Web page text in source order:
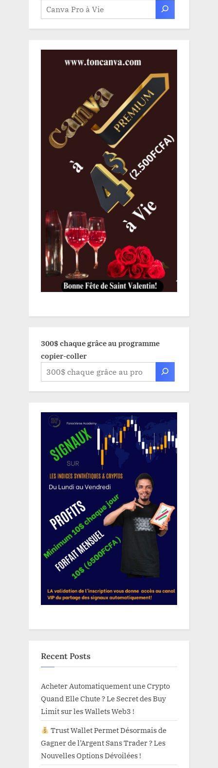
300$ chaque grâce au programme
copier-coller
Recent Posts
Acheter Automatiquement une Crypto
Quand Elle Chute ? Le Secret des Buy
Limit sur les Wallets Web3 !
Trust Wallet Permet Désormais de
Gagner de l’Argent Sans Trader ? Les
Nouvelles Options Dévoilées !